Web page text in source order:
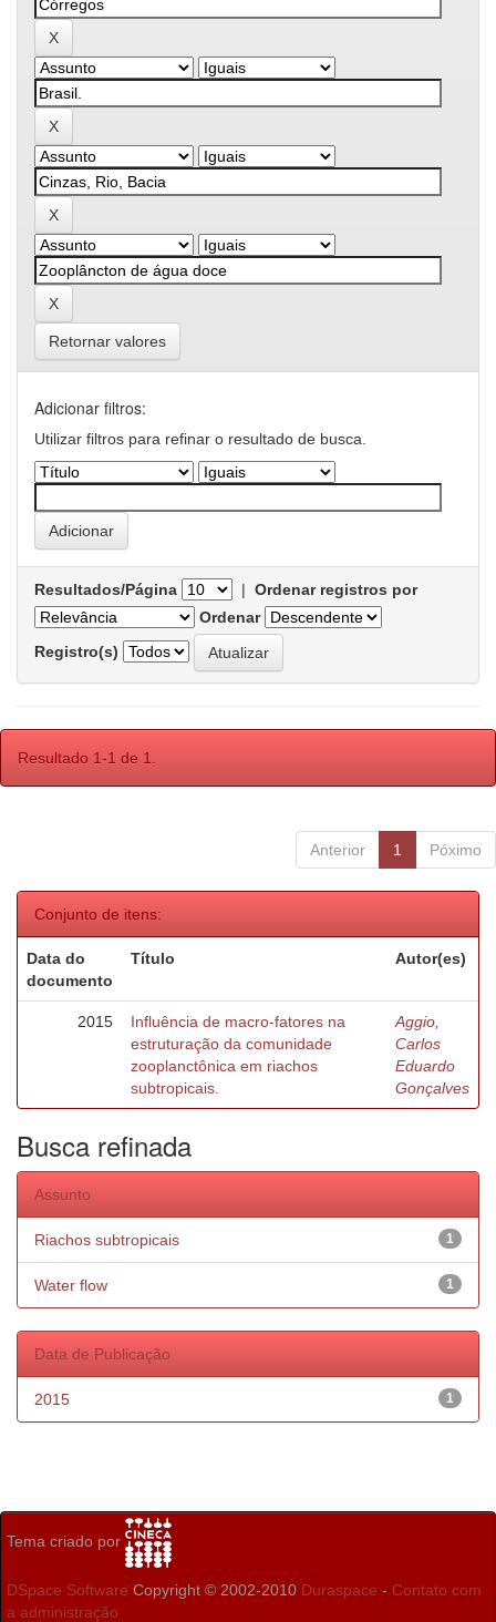
Retornar valores
Adicionar filtros:
Utilizar filtros para refinar o resultado de busca.
Resultados/Página | Ordenar registros por
Ordenar
Registro(s)
Resultado 1-1 de 1.
Anterior 1 Póximo
Conjunto de itens:
Data do
documento
Título Autor(es)
2015
Influência de macro-fatores na
estruturação da comunidade
zooplanctônica em riachos
subtropicais.
Aggio,
Carlos
Eduardo
Gonçalves
Busca refinada
Assunto
1
Riachos subtropicais
1
Water flow
Data de Publicação
1
2015
Tema criado por
DSpace Software Copyright © 2002-2010 Duraspace - Contato com
a administração